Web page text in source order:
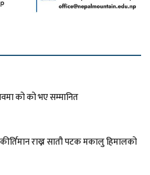
को को भए सम्मानित
राख्न सातौ पटक मकालु हिमालको